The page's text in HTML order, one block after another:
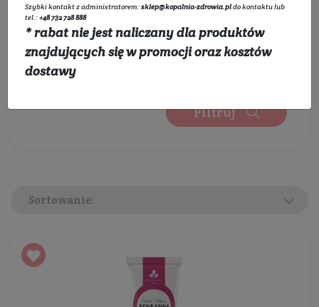
0 zł 450 zł
Wybierz kategorie:
Rozwiń listę
Filtruj
Sortowanie:
Szybki kontakt z administratorem:sklep@kopalnia-zdrowia.pldo kontaktu lub
tel.:+48 732 728 888
* rabat nie jest naliczany dla produktów
znajdujących się w promocji oraz kosztów
dostawy